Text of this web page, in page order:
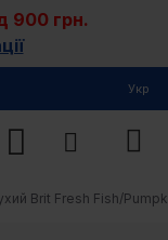
900 грн.
Укр
Brit Fresh Fish/